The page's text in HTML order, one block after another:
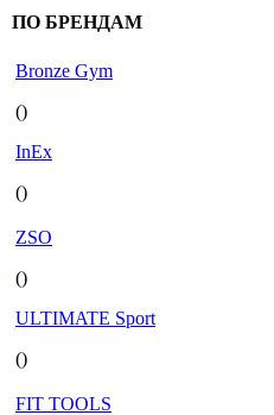
ПО БРЕНДАМ
Bronze Gym
()
InEx
()
ZSO
()
ULTIMATE Sport
()
FIT TOOLS